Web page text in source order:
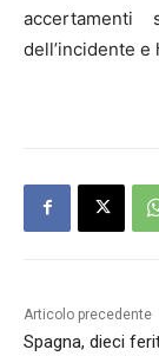
accertamenti
dell’incidente e
Articolo precedente
Spagna, dieci